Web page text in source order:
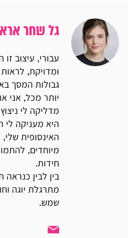
גל שחר
עבורי, עיצוב
ומדויקת,
גבולות המסך
יותר מכל, אני
מדליקה לי ניצוץ
היא מעניקה
האינסופית
מיוחדים,
חידות.
בין לבין
מתרגלת יוגה
שמש.